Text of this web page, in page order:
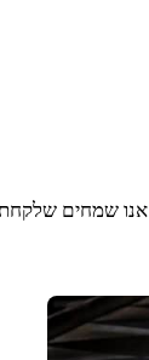
אנו שמחים